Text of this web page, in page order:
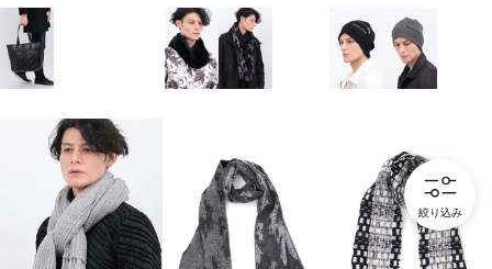
絞り込み